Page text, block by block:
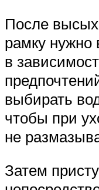
После
рамку нужно
в
выбирать
чтобы при
не
Затем